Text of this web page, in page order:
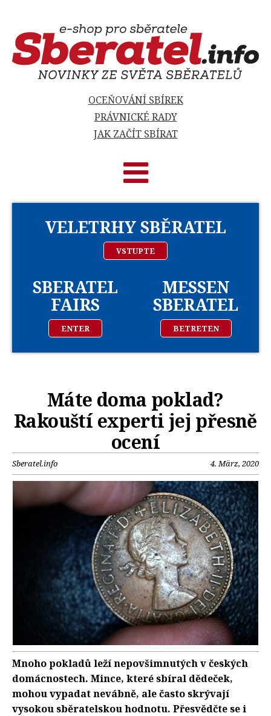
OCEŇOVÁNÍ SBÍREK
PRÁVNICKÉ RADY
JAK ZAČÍT SBÍRAT
VELETRHY SBĚRATEL
VSTUPTE
SBERATEL
FAIRS
ENTER
MESSEN
SBERATEL
BETRETEN
Máte doma poklad?
Rakouští experti jej přesně
ocení
Sberatel.info 4. März, 2020
Mnoho pokladů leží nepovšimnutých v českých
domácnostech. Mince, které sbíral dědeček,
mohou vypadat nevábně, ale často skrývají
vysokou sběratelskou hodnotu. Přesvědčte se i